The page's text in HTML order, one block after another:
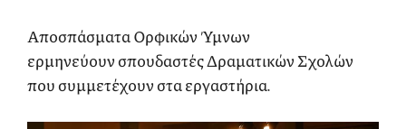
Αποσπάσματα Ορφικών Ύμνων
ερμηνεύουν σπουδαστές Δραματικών Σχολών
που συμμετέχουν στα εργαστήρια.